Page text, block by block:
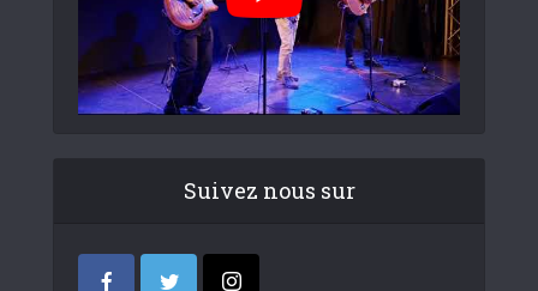
Suivez nous sur